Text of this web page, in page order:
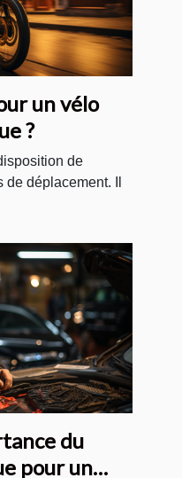
un vélo
?
de
de déplacement. Il
du
pour un